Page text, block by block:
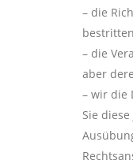
– die
– die
aber
– wir die
Sie